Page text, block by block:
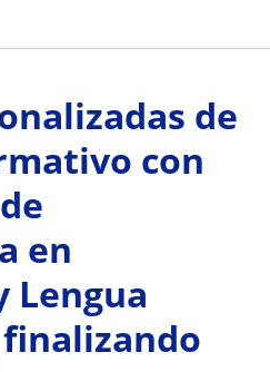
de
con
en
Lengua